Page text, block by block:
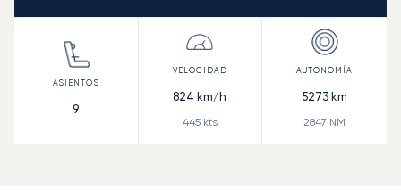
9
824 km/h
445kts
5273km
2847 NM